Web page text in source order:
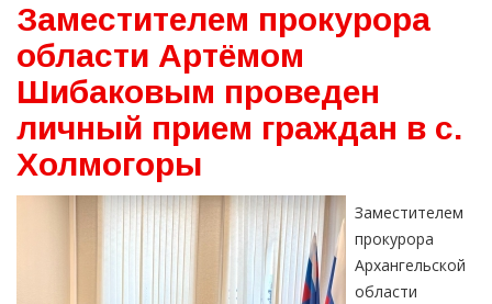
Заместителем прокурора
области Артёмом
Шибаковым проведен
личный прием граждан в с.
Холмогоры
Заместителем
прокурора
Архангельской
области